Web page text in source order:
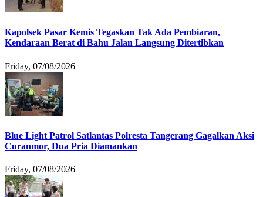
Kapolsek Pasar Kemis Tegaskan Tak Ada Pembiaran,
Kendaraan Berat di Bahu Jalan Langsung Ditertibkan
Friday, 07/08/2026
Blue Light Patrol Satlantas Polresta Tangerang Gagalkan Aksi
Curanmor, Dua Pria Diamankan
Friday, 07/08/2026